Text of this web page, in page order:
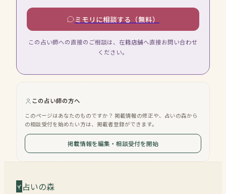
ミモリに相談する（無料）
この占い師への直接のご相談は、在籍店舗へ直接お問い合わせ
ください。
この占い師の方へ
このページはあなたのものですか？ 掲載情報の修正や、占いの森から
の相談受付を始めたい方は、掲載者登録ができます。
掲載情報を編集・相談受付を開始
占いの森